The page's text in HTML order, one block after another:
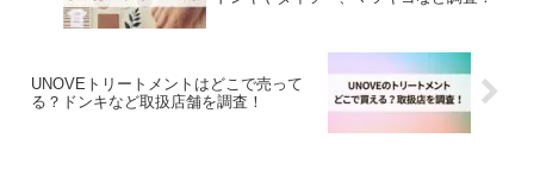
UNOVEトリートメントはどこで売って
る？ドンキなど取扱店舗を調査！